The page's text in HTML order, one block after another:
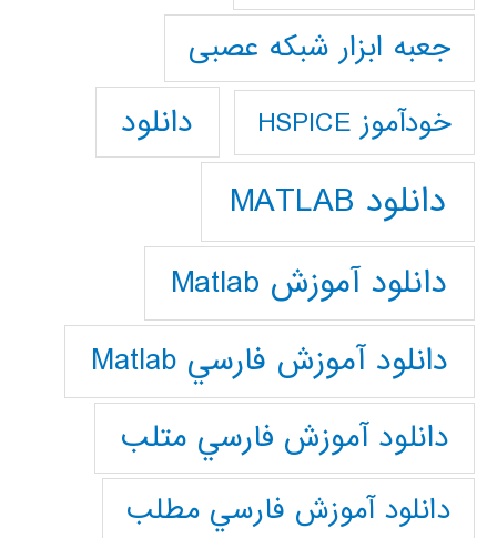
جعبه ابزار شبکه عصبی
خودآموز HSPICE دانلود
دانلود MATLAB
دانلود آموزش Matlab
دانلود آموزش فارسي Matlab
دانلود آموزش فارسي متلب
دانلود آموزش فارسي مطلب